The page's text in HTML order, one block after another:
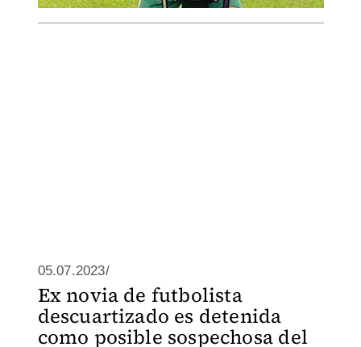
05.07.2023/
Ex novia de futbolista
descuartizado es detenida
como posible sospechosa del